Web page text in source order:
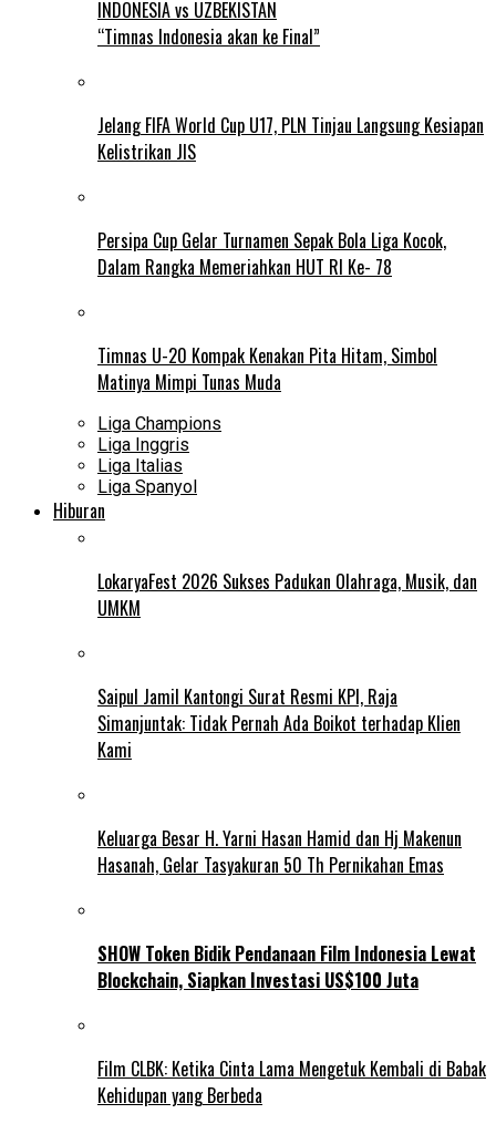
INDONESIA vs UZBEKISTAN
“Timnas Indonesia akan ke Final”
Jelang FIFA World Cup U17, PLN Tinjau Langsung Kesiapan
Kelistrikan JIS
Persipa Cup Gelar Turnamen Sepak Bola Liga Kocok,
Dalam Rangka Memeriahkan HUT RI Ke- 78
Timnas U-20 Kompak Kenakan Pita Hitam, Simbol
Matinya Mimpi Tunas Muda
Liga Champions
Liga Inggris
Liga Italias
Liga Spanyol
Hiburan
LokaryaFest 2026 Sukses Padukan Olahraga, Musik, dan
UMKM
Saipul Jamil Kantongi Surat Resmi KPI, Raja
Simanjuntak: Tidak Pernah Ada Boikot terhadap Klien
Kami
Keluarga Besar H. Yarni Hasan Hamid dan Hj Makenun
Hasanah, Gelar Tasyakuran 50 Th Pernikahan Emas
SHOW Token Bidik Pendanaan Film Indonesia Lewat
Blockchain, Siapkan Investasi US$100 Juta
Film CLBK: Ketika Cinta Lama Mengetuk Kembali di Babak
Kehidupan yang Berbeda